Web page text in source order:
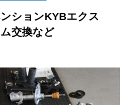
ションKYBエクス
交換など